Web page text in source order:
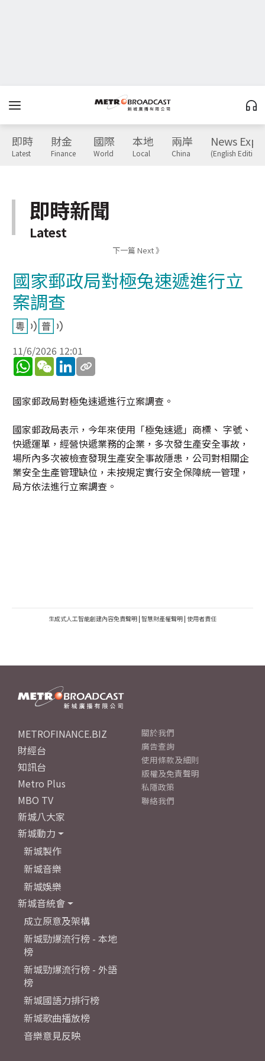
即時
Latest
財金
Finance
國際
World
本地
Local
兩岸
China
News
(English Edition)
即時新聞
Latest
下一篇 Next 》
國家郵政局對極兔速遞進行立
案調查
11/6/2026 12:01
WhatsApp
WeChatLinkedIn
國家郵政局對極兔速遞進行立案調查。
國家郵政局表示，今年來使用「極兔速遞」商標、 字號、
快遞運單，經營快遞業務的企業，多次發生產安全事故，
場所內多次被檢查發現生產安全事故隱患，公司對相關企
業安全生產管理缺位，未按規定實行安全保障統一管理，
局方依法進行立案調查。
生成式人工智能創建內容免責聲明 | 智慧財產權聲明 | 使用者責任
METROFINANCE.BIZ
財經台
知訊台
Metro Plus
MBO TV
新城八大家
新城動力
新城製作
新城音樂
新城娛樂
新城音統會
成立原意及架構
新城勁爆流行榜 - 本地
榜
新城勁爆流行榜 - 外語
榜
新城國語力排行榜
新城歌曲播放榜
音樂意見反映
關於我們
廣告查詢
使用條款及細則
版權及免責聲明
私隱政策
聯絡我們